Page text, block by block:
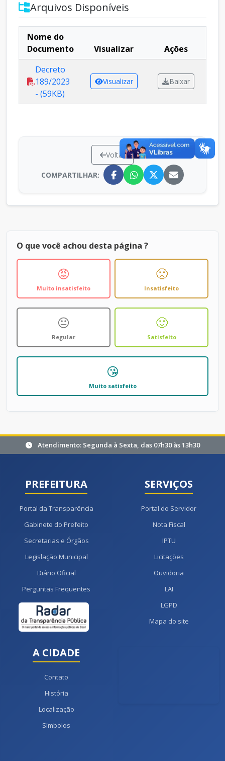
Arquivos Disponíveis
Nome do
Documento
Visualizar
Ações
Decreto
189/2023
- (59KB)
Visualizar Baixar
Voltar
COMPARTILHAR:
O que você achou desta página ?
😡
Muito insatisfeito
🙁
Insatisfeito
😐
Regular
🙂
Satisfeito
😘
Muito satisfeito
Atendimento: Segunda à Sexta, das 07h30 às 13h30
PREFEITURA
Portal da Transparência
Gabinete do Prefeito
Secretarias e Órgãos
Legislação Municipal
Diário Oficial
Perguntas Frequentes
SERVIÇOS
Portal do Servidor
Nota Fiscal
IPTU
Licitações
Ouvidoria
LAI
LGPD
Mapa do site
A CIDADE
Contato
História
Localização
Símbolos